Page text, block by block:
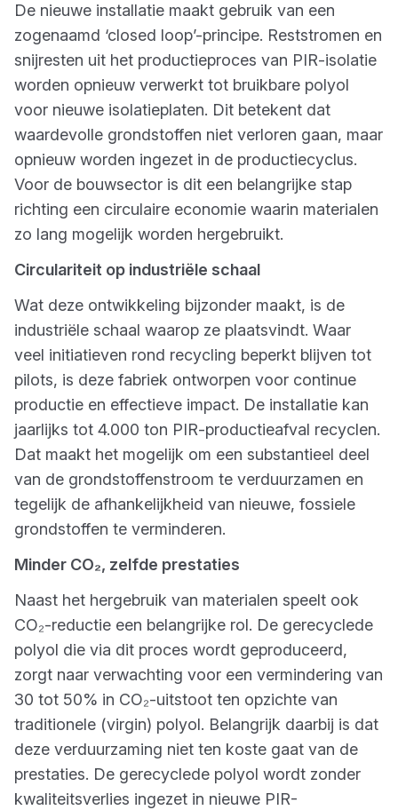
De nieuwe installatie maakt gebruik van een
zogenaamd ‘closed loop’-principe. Reststromen en
snijresten uit het productieproces van PIR-isolatie
worden opnieuw verwerkt tot bruikbare polyol
voor nieuwe isolatieplaten. Dit betekent dat
waardevolle grondstoffen niet verloren gaan, maar
opnieuw worden ingezet in de productiecyclus.
Voor de bouwsector is dit een belangrijke stap
richting een circulaire economie waarin materialen
zo lang mogelijk worden hergebruikt.
Circulariteit op industriële schaal
Wat deze ontwikkeling bijzonder maakt, is de
industriële schaal waarop ze plaatsvindt. Waar
veel initiatieven rond recycling beperkt blijven tot
pilots, is deze fabriek ontworpen voor continue
productie en effectieve impact. De installatie kan
jaarlijks tot 4.000 ton PIR-productieafval recyclen.
Dat maakt het mogelijk om een substantieel deel
van de grondstoffenstroom te verduurzamen en
tegelijk de afhankelijkheid van nieuwe, fossiele
grondstoffen te verminderen.
Minder CO₂, zelfde prestaties
Naast het hergebruik van materialen speelt ook
CO₂-reductie een belangrijke rol. De gerecyclede
polyol die via dit proces wordt geproduceerd,
zorgt naar verwachting voor een vermindering van
30 tot 50% in CO₂-uitstoot ten opzichte van
traditionele (virgin) polyol. Belangrijk daarbij is dat
deze verduurzaming niet ten koste gaat van de
prestaties. De gerecyclede polyol wordt zonder
kwaliteitsverlies ingezet in nieuwe PIR-